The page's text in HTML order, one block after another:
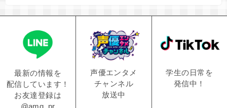
最新の情報を
配信しています！
お友達登録は
@amg_pr
声優エンタメ
チャンネル
放送中
学生の日常を
発信中！